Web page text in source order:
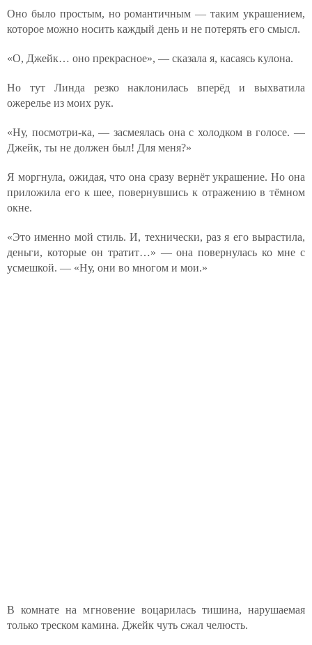
Оно было простым, но романтичным — таким украшением,
которое можно носить каждый день и не потерять его смысл.
«О, Джейк… оно прекрасное», — сказала я, касаясь кулона.
Но тут Линда резко наклонилась вперёд и выхватила
ожерелье из моих рук.
«Ну, посмотри-ка, — засмеялась она с холодком в голосе. —
Джейк, ты не должен был! Для меня?»
Я моргнула, ожидая, что она сразу вернёт украшение. Но она
приложила его к шее, повернувшись к отражению в тёмном
окне.
«Это именно мой стиль. И, технически, раз я его вырастила,
деньги, которые он тратит…» — она повернулась ко мне с
усмешкой. — «Ну, они во многом и мои.»
В комнате на мгновение воцарилась тишина, нарушаемая
только треском камина. Джейк чуть сжал челюсть.